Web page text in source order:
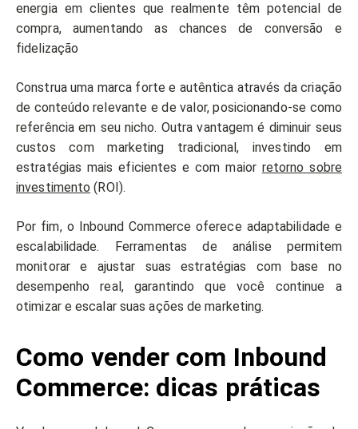
energia em clientes que realmente têm potencial de
compra, aumentando as chances de conversão e
fidelização
Construa uma marca forte e autêntica através da criação
de conteúdo relevante e de valor, posicionando-se como
referência em seu nicho. Outra vantagem é diminuir seus
custos com marketing tradicional, investindo em
estratégias mais eficientes e com maior retorno sobre
investimento (ROI).
Por fim, o Inbound Commerce oferece adaptabilidade e
escalabilidade. Ferramentas de análise permitem
monitorar e ajustar suas estratégias com base no
desempenho real, garantindo que você continue a
otimizar e escalar suas ações de marketing.
Como vender com Inbound
Commerce: dicas práticas